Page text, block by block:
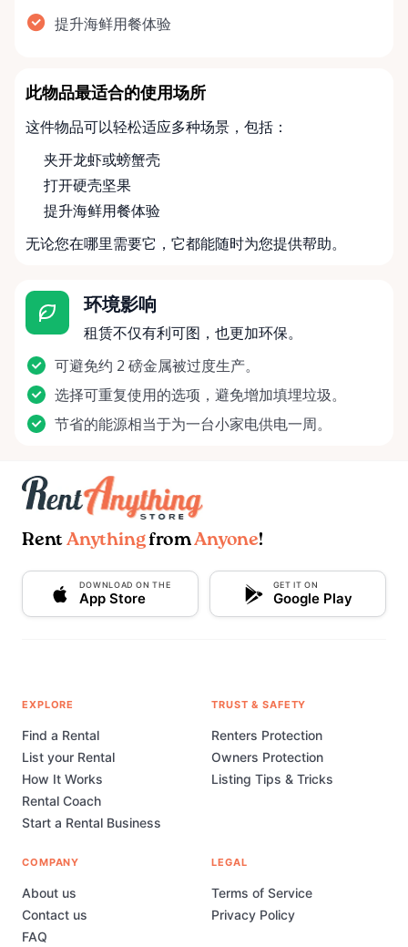
提升海鲜用餐体验
此物品最适合的使用场所
这件物品可以轻松适应多种场景，包括：
夹开龙虾或螃蟹壳
打开硬壳坚果
提升海鲜用餐体验
无论您在哪里需要它，它都能随时为您提供帮助。
环境影响
租赁不仅有利可图，也更加环保。
可避免约 2 磅金属被过度生产。
选择可重复使用的选项，避免增加填埋垃圾。
节省的能源相当于为一台小家电供电一周。
Rent AnythingfromAnyone!
DOWNLOAD ON THE
App Store
GET IT ON
Google Play
EXPLORE
Find a Rental
List your Rental
How It Works
Rental Coach
Start a Rental Business
TRUST & SAFETY
Renters Protection
Owners Protection
Listing Tips & Tricks
COMPANY
About us
Contact us
FAQ
LEGAL
Terms of Service
Privacy Policy